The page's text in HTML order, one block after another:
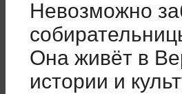
Невозможно
Она живёт в
истории и